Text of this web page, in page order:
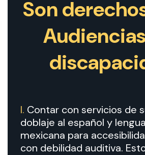
Son
I. Contar con servicios de
doblaje al español y
mexicana para
con debilidad auditiva.